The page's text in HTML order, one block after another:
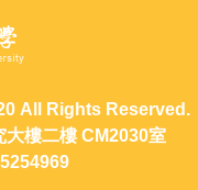
All
研究大